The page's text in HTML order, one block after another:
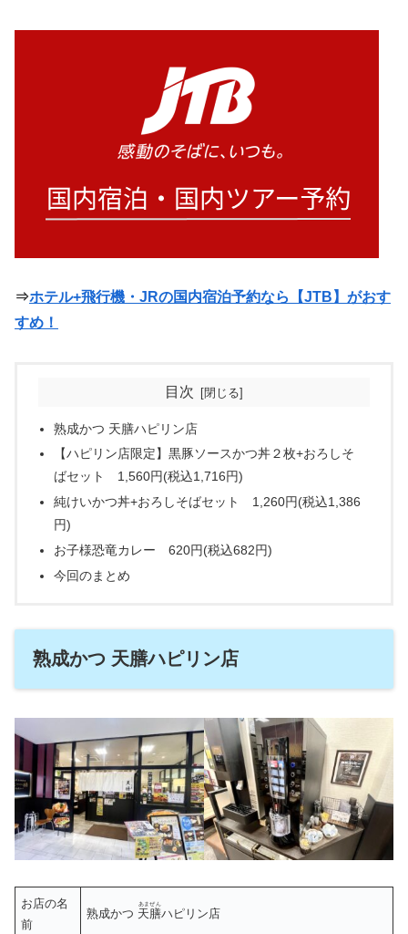
⇒ホテル+飛行機・JRの国内宿泊予約なら【JTB】がおす
すめ！
目次
熟成かつ 天膳ハピリン店
【ハピリン店限定】黒豚ソースかつ丼２枚+おろしそ
ばセット 1,560円(税込1,716円)
純けいかつ丼+おろしそばセット 1,260円(税込1,386
円)
お子様恐竜カレー 620円(税込682円)
今回のまとめ
熟成かつ 天膳ハピリン店
お店の名
前
熟成かつ 天膳
あまぜん
ハピリン店